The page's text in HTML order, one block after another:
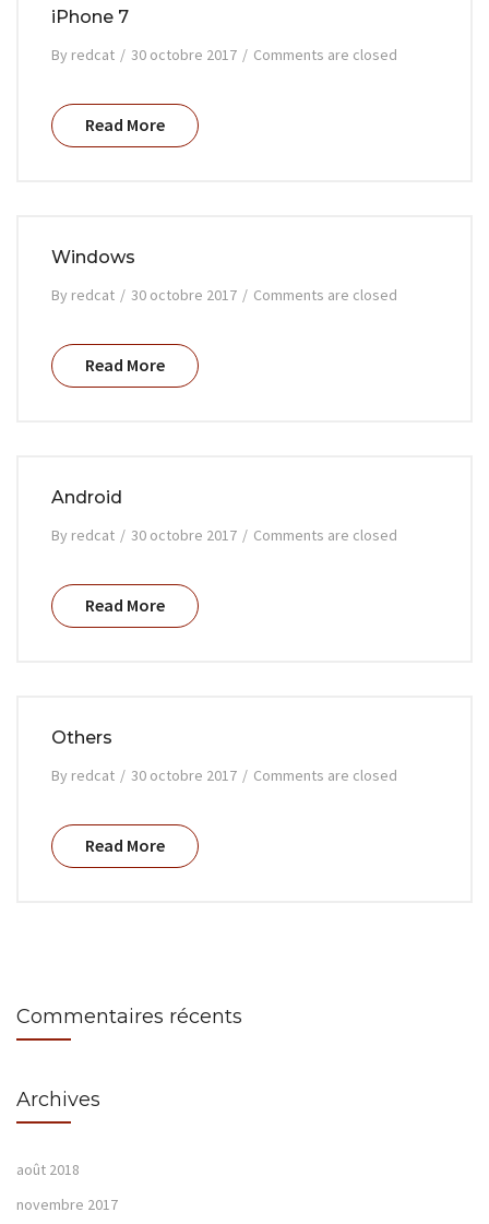
iPhone 7
By redcat / 30 octobre 2017 / Comments are closed
Read More
Windows
By redcat / 30 octobre 2017 / Comments are closed
Read More
Android
By redcat / 30 octobre 2017 / Comments are closed
Read More
Others
By redcat / 30 octobre 2017 / Comments are closed
Read More
Commentaires récents
Archives
août 2018
novembre 2017